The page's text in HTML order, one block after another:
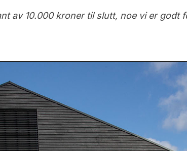
av 10.000 kroner til slutt, noe vi er godt